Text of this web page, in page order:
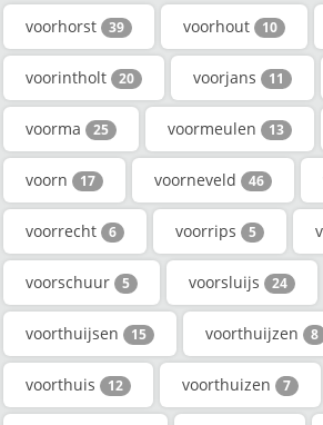
voorhorst 39 voorhout 10
voorintholt 20 voorjans 11
voorma 25 voormeulen 13
voorn 17 voorneveld 46
voorrecht 6 voorrips 5
voorschuur 5 voorsluijs 24
voorthuijsen 15 voorthuijzen 8
voorthuis 12 voorthuizen 7